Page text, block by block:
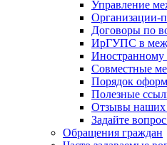
Управление
Договоры по
ИрГУПС в
Иностранному
Совместные
Порядок
Полезные
Отзывы наших
Задайте
Обращения граждан